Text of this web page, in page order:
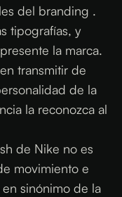
del branding .
tipografías, y
la marca.
transmitir de
de la
la reconozca al
de Nike no es
movimiento e
sinónimo de la